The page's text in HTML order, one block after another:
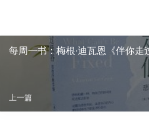
每周一书：梅根·迪瓦恩《伴你走
上一篇